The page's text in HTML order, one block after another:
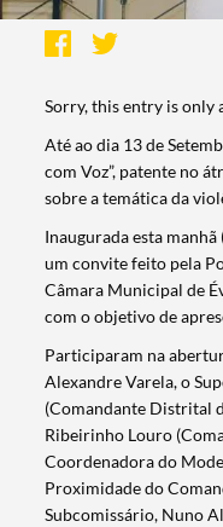
Sorry, this entry is only
Até ao dia 13 de
com Voz”, patente no
sobre a temática da
Inaugurada esta
um convite feito pela
Câmara Municipal de
com o objetivo de
Participaram na
Alexandre Varela, o
(Comandante Distrital
Ribeirinho Louro
Coordenadora do
Proximidade do
Subcomissário, Nuno